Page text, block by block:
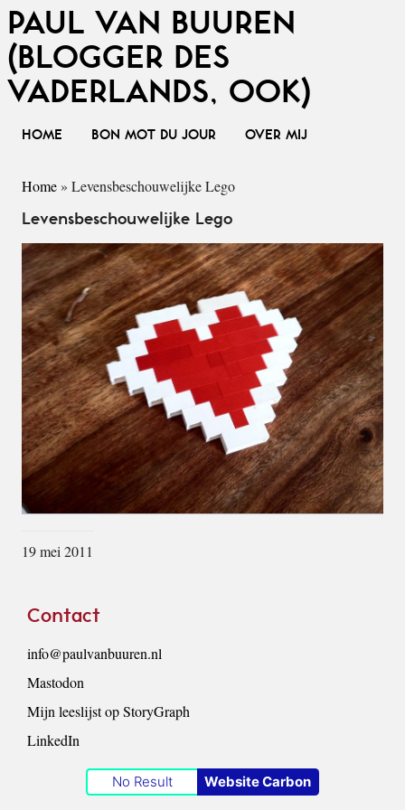
PAUL VAN BUUREN
(BLOGGER DES
VADERLANDS, OOK)
HOME BON MOT DU JOUR OVER MIJ
Home » Levensbeschouwelijke Lego
Levensbeschouwelijke Lego
19 mei 2011
Contact
info@paulvanbuuren.nl
Mastodon
Mijn leeslijst op StoryGraph
LinkedIn
No Result Website Carbon